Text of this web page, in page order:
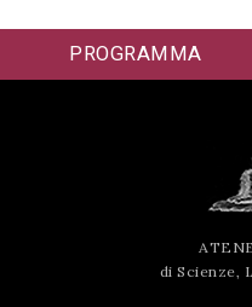
PROGRAMMA
di Scienze,